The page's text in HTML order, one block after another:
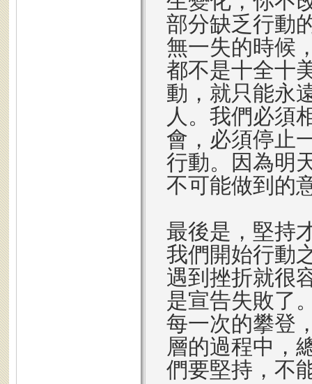
部分缺乏行動
無一失的時候
都不是十全十
動，就只能永
人。我們必須
會，必須停止
行動。因為明
不可能做到的
最後是，堅持
我們開始行動
遇到挫折就很
是宣告失敗了
每一次的攀登
層的過程中，
們要堅持，不